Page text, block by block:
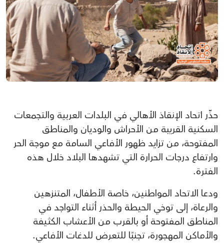
حذّر اتحاد الإنقاذ الأهالي في البلدات العربية والتجمعات
السكنية القريبة من الأحراش والوديان والمناطق
المفتوحة، من تزايد ظهور الأفاعي السامة مع موجة الحر
وارتفاع درجات الحرارة التي تشهدها البلاد خلال هذه
الفترة.
ودعا الاتحاد المواطنين، خاصة الأطفال، المتنزهين
والرعاة، إلى توخي الحيطة والحذر أثناء التواجد في
المناطق المفتوحة أو بالقرب من الأعشاب الكثيفة
والأماكن المهجورة، تجنبًا للتعرض للدغات الأفاعي.